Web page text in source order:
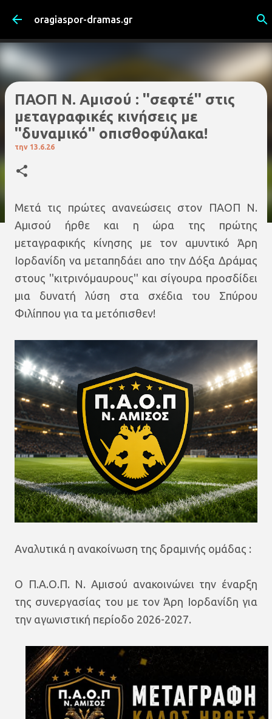
Μετάβαση στο κύριο περιεχόμενο
oragiaspor-dramas.gr
ΠΑΟΠ Ν. Αμισού : ''σεφτέ'' στις
μεταγραφικές κινήσεις με
''δυναμικό'' οπισθοφύλακα!
την 13.6.26
Μετά τις πρώτες ανανεώσεις στον ΠΑΟΠ Ν.
Αμισού ήρθε και η ώρα της πρώτης
μεταγραφικής κίνησης με τον αμυντικό Άρη
Ιορδανίδη να μεταπηδάει απο την Δόξα Δράμας
στους ''κιτρινόμαυρους'' και σίγουρα προσδίδει
μια δυνατή λύση στα σχέδια του Σπύρου
Φιλίππου για τα μετόπισθεν!
Αναλυτικά η ανακοίνωση της δραμινής ομάδας :
Ο Π.Α.Ο.Π. Ν. Αμισού ανακοινώνει την έναρξη
της συνεργασίας του με τον Άρη Ιορδανίδη για
την αγωνιστική περίοδο 2026-2027.